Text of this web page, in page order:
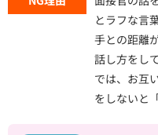
とラフな言
手との距離
話し方をし
では、お互
をしないと